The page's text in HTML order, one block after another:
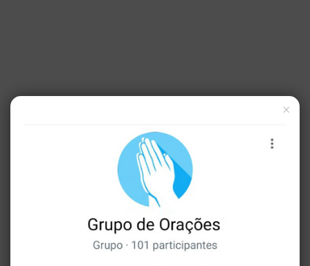
– Fizeste bem ao teu servo,
Senhor, segundo a tua palavra. Ensina-me
bom juízo e ciência, pois cri nos teus
mandamentos. Antes de ser afligido andava
errado; mas agora tenho guardado a tua
palavra. Tu és bom e fazes bem; ensina-me os
teus estatutos.
×